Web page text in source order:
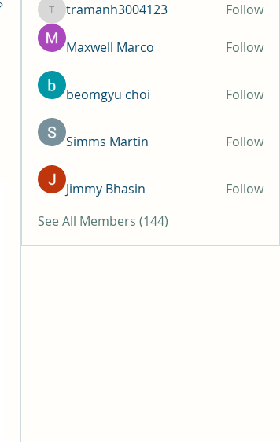
tramanh3004123
tramanh3004123 Follow
Maxwell Marco Follow
beomgyu choi Follow
Simms Martin Follow
Jimmy Bhasin
Follow
See All Members (144)